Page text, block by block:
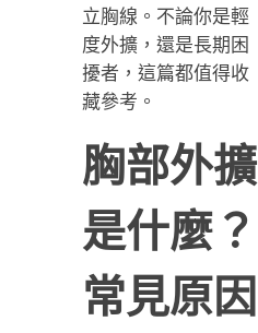
立胸線。不論你是輕
度外擴，還是長期困
擾者，這篇都值得收
藏參考。
胸部外擴
是什麼？
常見原因